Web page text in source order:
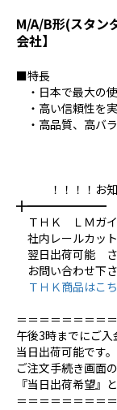
M/A/B形(スタン
会社】
■特長
・日本で最大の
・高い信頼性を
・高品質、高バ
！！！！お知
╋━━━━━━━
ＴＨＫ ＬＭガ
社内レールカッ
翌日出荷可能 さ
お問い合わせ下さ
ＴＨＫ商品はこ
＝＝＝＝＝＝＝＝
午後3時までにご入
当日出荷可能です
ご注文手続き画面
『当日出荷希望』
＝＝＝＝＝＝＝＝